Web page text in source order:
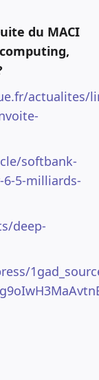
du MACI
actualites/
softbank-
5-milliards-
deep-